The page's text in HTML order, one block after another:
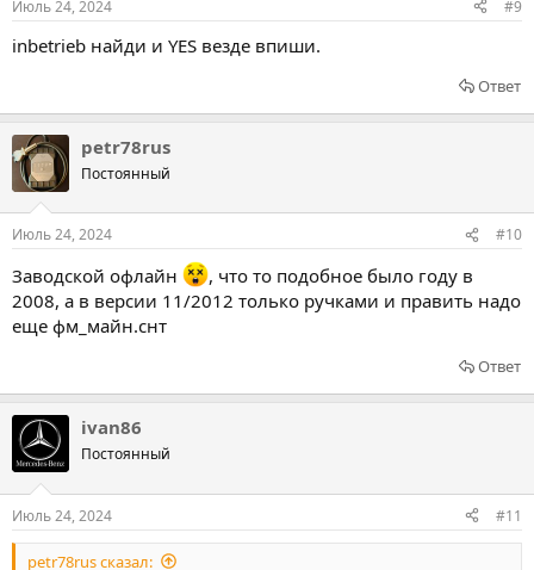
Июль 24, 2024 #9
inbetrieb найди и YES везде впиши.
Ответ
petr78rus
Постоянный
Июль 24, 2024 #10
Заводской офлайн
, что то подобное было году в
2008, а в версии 11/2012 только ручками и править надо
еще фм_майн.снт
Ответ
ivan86
Постоянный
Июль 24, 2024 #11
petr78rus сказал: